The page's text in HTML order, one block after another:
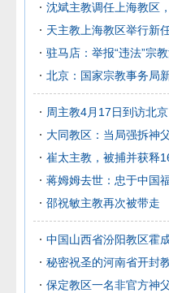
沈斌主教调任上海教区
天主教上海教区举行新
驻马店：举报“违法”宗
北京：国家宗教事务局
周主教4月17日到访北京
大同教区：当局强拆神
崔太主教，被捕并获释
蒋姆姆去世：忠于中国
邵祝敏主教再次被带走
中国山西省汾阳教区霍
秘密祝圣的河南省开封
保定教区一名非官方神